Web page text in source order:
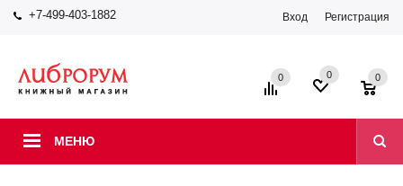
+7-499-403-1882 Вход Регистрация
МЕНЮ
0 0 0